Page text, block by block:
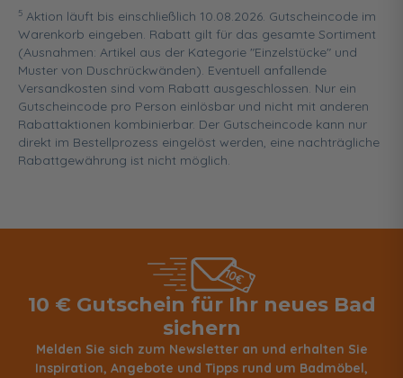
5 Aktion läuft bis einschließlich 10.08.2026. Gutscheincode im
Warenkorb eingeben. Rabatt gilt für das gesamte Sortiment
(Ausnahmen: Artikel aus der Kategorie "Einzelstücke" und
Muster von Duschrückwänden). Eventuell anfallende
Versandkosten sind vom Rabatt ausgeschlossen. Nur ein
Gutscheincode pro Person einlösbar und nicht mit anderen
Rabattaktionen kombinierbar. Der Gutscheincode kann nur
direkt im Bestellprozess eingelöst werden, eine nachträgliche
Rabattgewährung ist nicht möglich.
10 € Gutschein für Ihr neues Bad
sichern
Melden Sie sich zum Newsletter an und erhalten Sie
Inspiration, Angebote und Tipps rund um Badmöbel,